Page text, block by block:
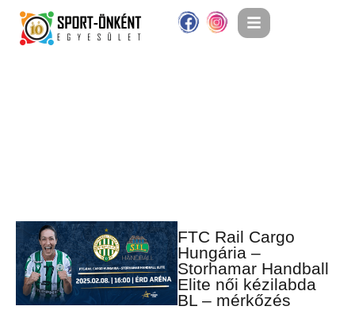
FTC Rail Cargo
Hungária –
Storhamar Handball
Elite női kézilabda
BL – mérkőzés